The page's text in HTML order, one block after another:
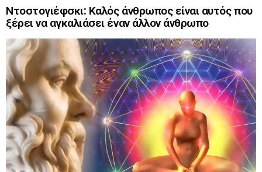
Ντοστογιέφσκι: Καλός άνθρωπος είναι αυτός που
ξέρει να αγκαλιάσει έναν άλλον άνθρωπο